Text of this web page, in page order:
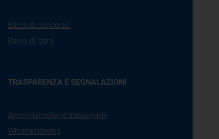
Bandi di concorso
Bandi di gara
TRASPARENZA E SEGNALAZIONI
Amministrazione trasparente
Whistleblowing